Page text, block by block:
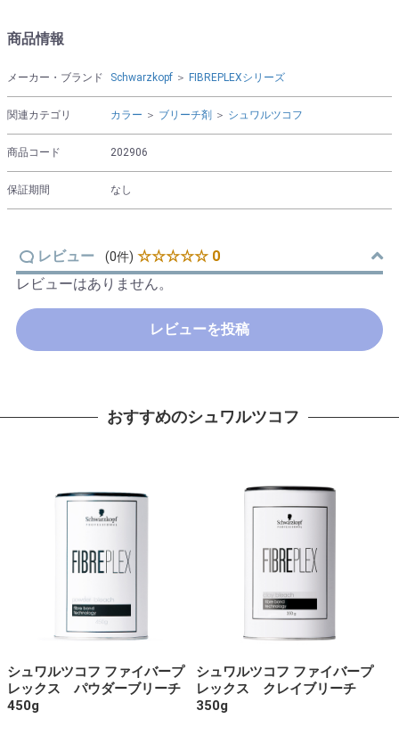
商品情報
メーカー・ブランド Schwarzkopf ＞ FIBREPLEXシリーズ
関連カテゴリ カラー ＞ ブリーチ剤 ＞ シュワルツコフ
商品コード 202906
保証期間 なし
レビュー (0件) ☆☆☆☆☆ 0
レビューはありません。
レビューを投稿
おすすめのシュワルツコフ
シュワルツコフ ファイバープ
レックス パウダーブリーチ
450g
シュワルツコフ ファイバープ
レックス クレイブリーチ
350g